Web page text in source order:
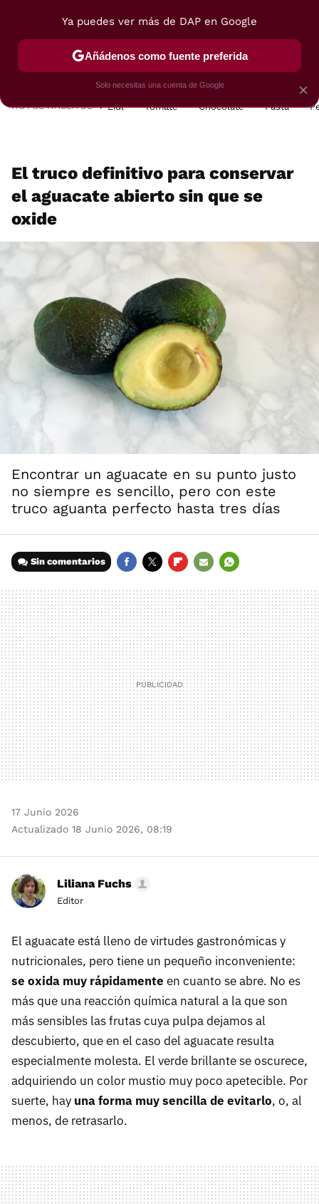
POSTRES VIAJES SELECCIÓN VEGUI
HOY SE HABLA DE Lidl Tomate Chocolate Pasta
El truco definitivo para conservar
el aguacate abierto sin que se
oxide
Encontrar un aguacate en su punto justo
no siempre es sencillo, pero con este
truco aguanta perfecto hasta tres días
Sin comentarios
MAIL
17 Junio 2026
Actualizado 18 Junio 2026, 08:19
Liliana Fuchs
Editor
El aguacate está lleno de virtudes gastronómicas y
nutricionales, pero tiene un pequeño inconveniente:
se oxida muy rápidamente en cuanto se abre. No es
más que una reacción química natural a la que son
más sensibles las frutas cuya pulpa dejamos al
descubierto, que en el caso del aguacate resulta
especialmente molesta. El verde brillante se oscurece,
adquiriendo un color mustio muy poco apetecible. Por
suerte, hay una forma muy sencilla de evitarlo, o, al
menos, de retrasarlo.
×
Ya puedes ver más de DAP en Google
Añádenos como fuente preferida
Solo necesitas una cuenta de Google